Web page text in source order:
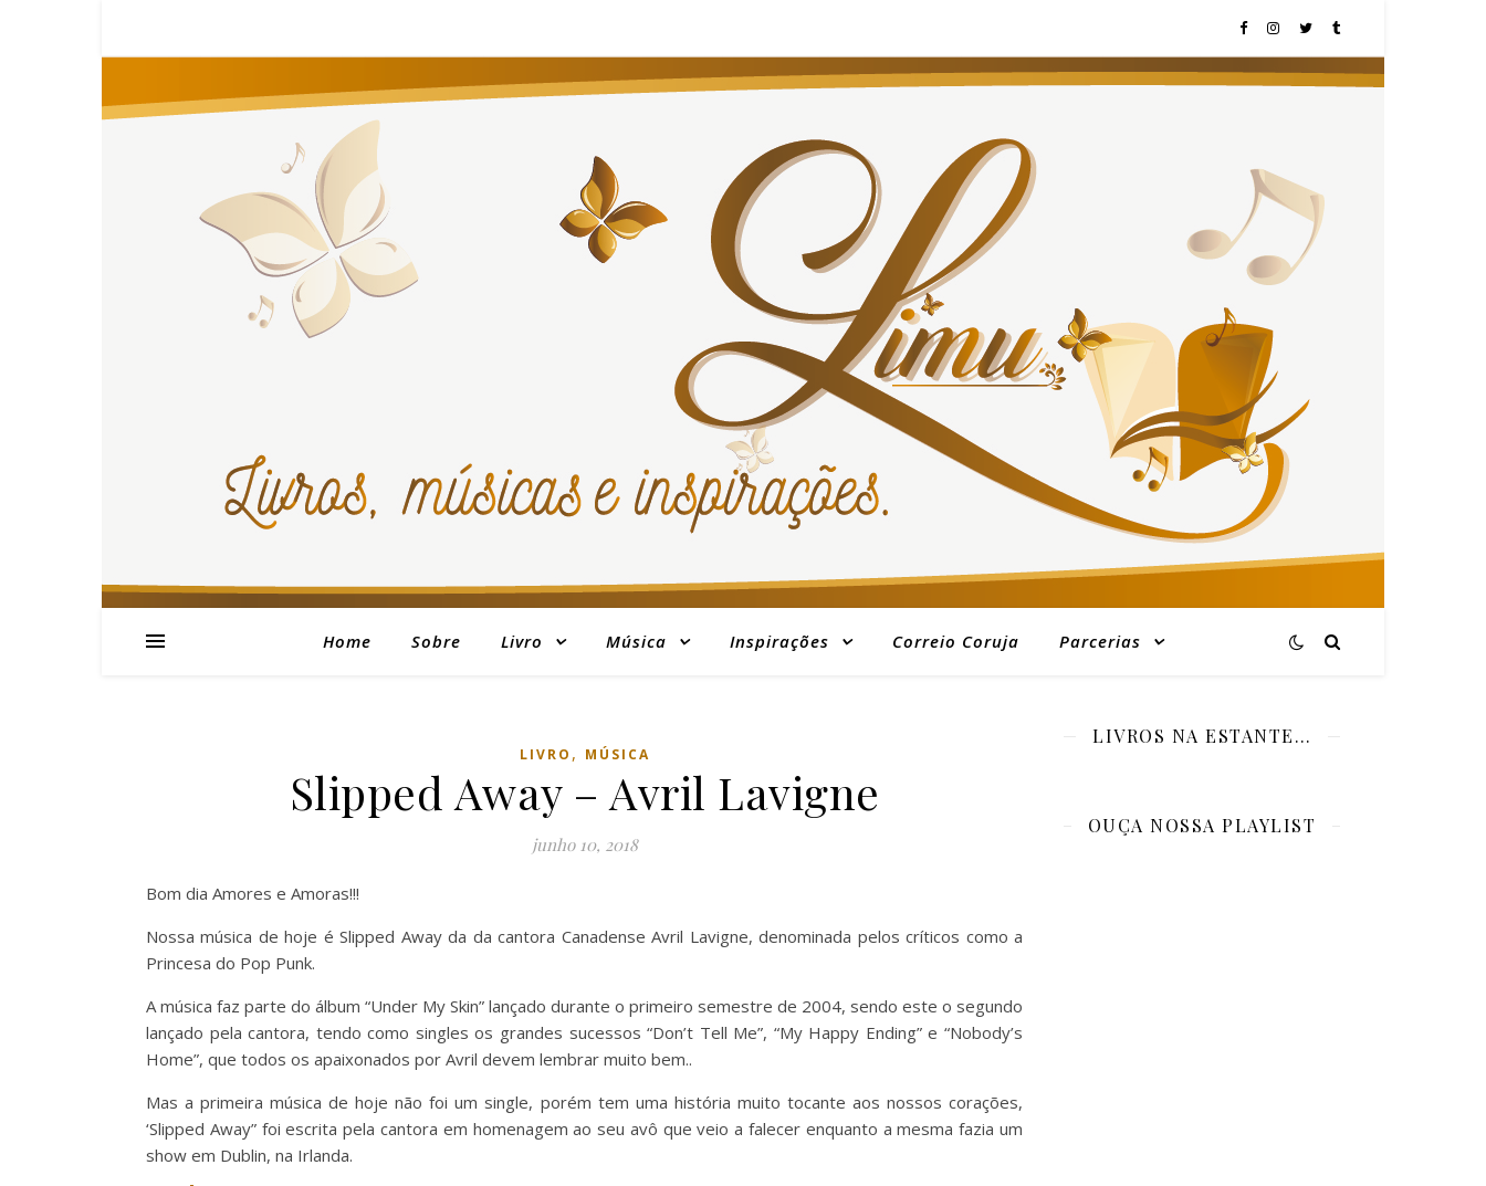
Home Sobre Livro Música Inspirações Correio Coruja Parcerias
LIVRO , MÚSICA
Slipped Away – Avril Lavigne
junho 10, 2018
Bom dia Amores e Amoras!!!
Nossa música de hoje é Slipped Away da da cantora Canadense Avril Lavigne, denominada pelos críticos como a
Princesa do Pop Punk.
A música faz parte do álbum “Under My Skin” lançado durante o primeiro semestre de 2004, sendo este o segundo
lançado pela cantora, tendo como singles os grandes sucessos “Don’t Tell Me”, “My Happy Ending” e “Nobody’s
Home”, que todos os apaixonados por Avril devem lembrar muito bem..
Mas a primeira música de hoje não foi um single, porém tem uma história muito tocante aos nossos corações,
‘Slipped Away” foi escrita pela cantora em homenagem ao seu avô que veio a falecer enquanto a mesma fazia um
show em Dublin, na Irlanda.
LIVROS NA ESTANTE…
OUÇA NOSSA PLAYLIST